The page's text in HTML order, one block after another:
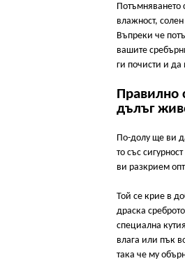
Потъмняването
влажност,
Въпреки че
вашите
ги почисти и да
Правилно
дълъг
По-долу ще ви
то със
ви разкрием
Той се крие в
драска
специална
влага или пък
така че му